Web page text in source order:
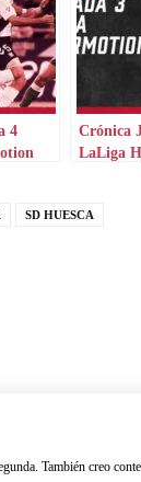
4
Crónica
LaLiga
SD HUESCA
También creo